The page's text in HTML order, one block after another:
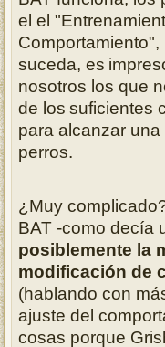
el el
suceda, es
nosotros los que
de los suficientes
para alcanzar
perros.
¿Muy
BAT -como decía
posiblemente la
modificación de
(hablando con
ajuste del
cosas porque